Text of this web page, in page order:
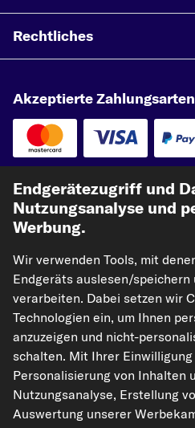
Rechtliches
Akzeptierte Zahlungsarten
Unsere Versandpartner
kfzteile24.de
carpardoo.dk
Endgerätezugriff und
Nutzungsanalyse und
Werbung.
Wir verwenden Tools, mit
Endgeräts auslesen/speichern
verarbeiten. Dabei setzen wir
Technologien ein, um Ihnen
anzuzeigen und nicht-
schalten. Mit Ihrer
Personalisierung von Inhalten
Nutzungsanalyse, Erstellung
Auswertung unserer